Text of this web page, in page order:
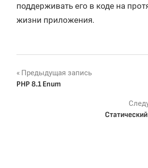
поддерживать его в коде на
жизни приложения.
Навигация
Предыдущая запись
PHP 8.1 Enum